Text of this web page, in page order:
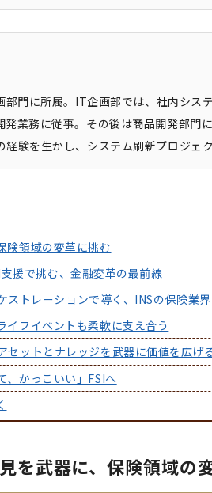
門に所属。IT企画部では、社内シス
業務に従事。その後は商品開発部門
験を生かし、システム刷新プロジェ
険領域の変革に挑む
援で挑む、金融変革の最前線
トレーションで導く、INSの保険業
イフイベントも柔軟に支え合う
セットとナレッジを武器に価値を広げ
、かっこいい」FSIへ
を武器に、保険領域の